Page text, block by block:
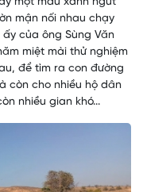
mận nối nhau chạy
của ông Sùng Văn
miệt mài thử nghiệm
để tìm ra con đường
còn cho nhiều hộ dân
nhiều gian khó...